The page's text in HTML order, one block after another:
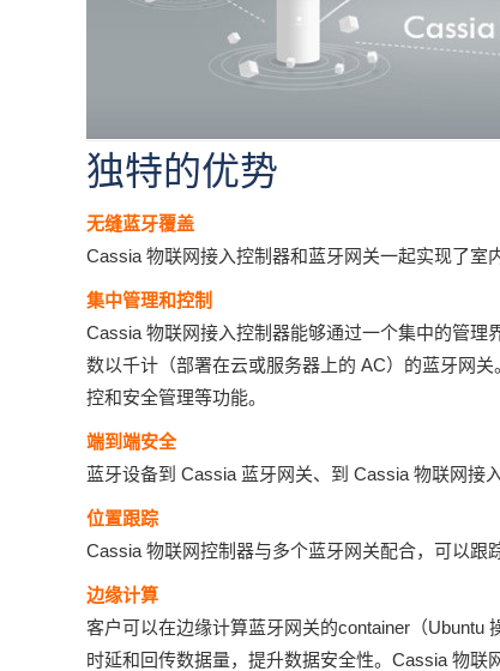
独特的优势
无缝蓝牙覆盖
Cassia 物联网接入控制器和蓝牙网关一起实现了室
集中管理和控制
Cassia 物联网接入控制器能够通过一个集中的管理
数以千计（部署在云或服务器上的 AC）的蓝牙网关
控和安全管理等功能。
端到端安全
蓝牙设备到 Cassia 蓝牙网关、到 Cassia 物联网接入
位置跟踪
Cassia 物联网控制器与多个蓝牙网关配合，可以跟
边缘计算
客户可以在边缘计算蓝牙网关的container（Ubuntu
时延和回传数据量，提升数据安全性。Cassia 物联